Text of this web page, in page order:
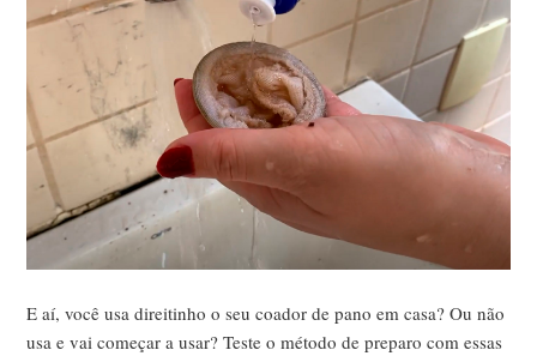
E aí, você usa direitinho o seu coador de pano em casa? Ou não
usa e vai começar a usar? Teste o método de preparo com essas